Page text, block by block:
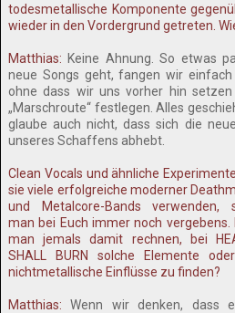
todesmetallische Komponente
wieder in den Vordergrund getreten.
Matthias: Keine Ahnung. So etwas
neue Songs geht, fangen wir
ohne dass wir uns vorher hin
„Marschroute“ festlegen. Alles
glaube auch nicht, dass sich die
unseres Schaffens abhebt.
Clean Vocals und ähnliche
sie viele erfolgreiche moderner
und Metalcore-Bands verwenden,
man bei Euch immer noch vergebens.
man jemals damit rechnen, bei
SHALL BURN solche Elemente
nichtmetallische Einflüsse zu finden?
Matthias: Wenn wir denken, dass